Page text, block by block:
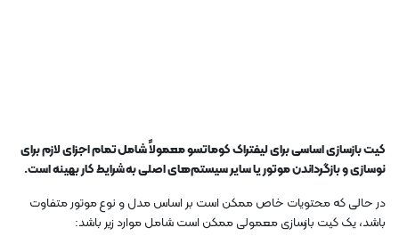
کیت بازسازی اساسی برای لیفتراک کوماتسو معمولاً شامل تمام اجزای لازم برای
نوسازی و بازگرداندن موتور یا سایر سیستم‌های اصلی به شرایط کار بهینه است.
در حالی که محتویات خاص ممکن است بر اساس مدل و نوع موتور متفاوت
باشد، یک کیت بازسازی معمولی ممکن است شامل موارد زیر باشد: